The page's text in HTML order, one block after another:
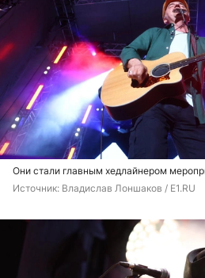
Они стали главным хедлайнером
Источник: Владислав Лоншаков / E1.RU